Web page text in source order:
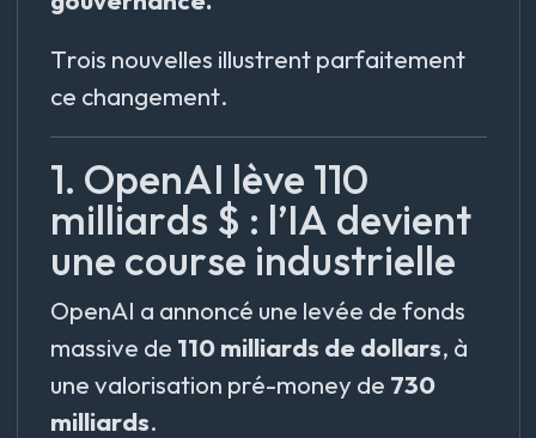
Trois nouvelles illustrent parfaitement
ce changement.
1. OpenAI lève 110
milliards $ : l’IA devient
une course industrielle
OpenAI a annoncé une levée de fonds
massive de 110 milliards de dollars, à
une valorisation pré-money de 730
milliards.